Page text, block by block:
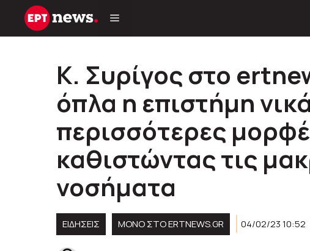
Μετάβαση
Κ. Συρίγος στο
όπλα η επιστήμη
περισσότερες
καθιστώντας τις
νοσήματα
ΕΙΔΗΣΕΙΣ ΜΟΝΟ ΣΤΟ ERTNEWS.GR 04/02/23 10:52